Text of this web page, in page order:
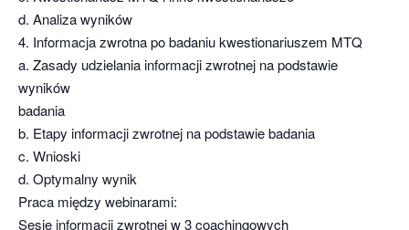
d. Analiza wyników
4. Informacja zwrotna po badaniu kwestionariuszem MTQ
a. Zasady udzielania informacji zwrotnej na podstawie
wyników
badania
b. Etapy informacji zwrotnej na podstawie badania
c. Wnioski
d. Optymalny wynik
Praca między webinarami:
Sesje informacji zwrotnej w 3 coachingowych